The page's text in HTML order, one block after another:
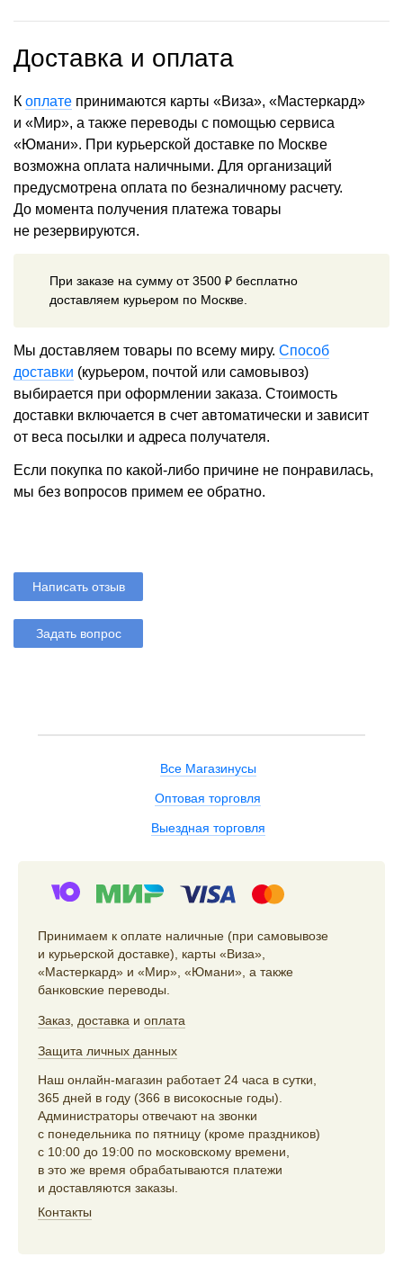
Доставка и оплата
К оплате принимаются карты «Виза», «Мастеркард»
и «Мир», а также переводы с помощью сервиса
«Юмани». При курьерской доставке по Москве
возможна оплата наличными. Для организаций
предусмотрена оплата по безналичному расчету.
До момента получения платежа товары
не резервируются.
При заказе на сумму от 3500 ₽ бесплатно
доставляем курьером по Москве.
Мы доставляем товары по всему миру. Способ
доставки (курьером, почтой или самовывоз)
выбирается при оформлении заказа. Стоимость
доставки включается в счет автоматически и зависит
от веса посылки и адреса получателя.
Если покупка по какой-либо причине не понравилась,
мы без вопросов примем ее обратно.
Написать отзыв
Задать вопрос
Все Магазинусы
Оптовая торговля
Выездная торговля
Принимаем к оплате наличные (при самовывозе
и курьерской доставке), карты «Виза»,
«Мастеркард» и «Мир», «Юмани», а также
банковские переводы.
Заказ, доставка и оплата
Защита личных данных
Наш онлайн-магазин работает 24 часа в сутки,
365 дней в году (366 в високосные годы).
Администраторы отвечают на звонки
с понедельника по пятницу (кроме праздников)
с 10:00 до 19:00 по московскому времени,
в это же время обрабатываются платежи
и доставляются заказы.
Контакты